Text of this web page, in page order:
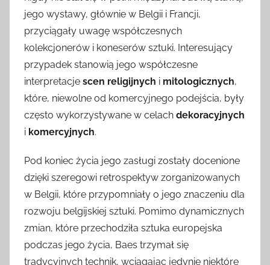
jego wystawy, głównie w Belgii i Francji,
przyciągały uwagę współczesnych
kolekcjonerów i koneserów sztuki. Interesujący
przypadek stanowią jego współczesne
interpretacje scen religijnych i mitologicznych,
które, niewolne od komercyjnego podejścia, były
często wykorzystywane w celach dekoracyjnych
i komercyjnych.
Pod koniec życia jego zasługi zostały docenione
dzięki szeregowi retrospektyw zorganizowanych
w Belgii, które przypomniały o jego znaczeniu dla
rozwoju belgijskiej sztuki. Pomimo dynamicznych
zmian, które przechodziła sztuka europejska
podczas jego życia, Baes trzymał się
tradycyjnych technik, wciągając jedynie niektóre